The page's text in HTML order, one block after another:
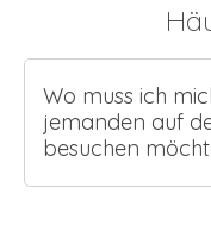
Wo muss ich
jemanden auf
besuchen